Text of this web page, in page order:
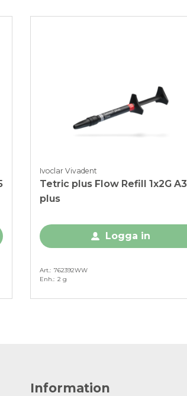
Ivoclar Vivadent
Tetric plus Flow Refill 1x2G A3
plus
Logga in
Art. 762392WW
Enh. 2 g
Information